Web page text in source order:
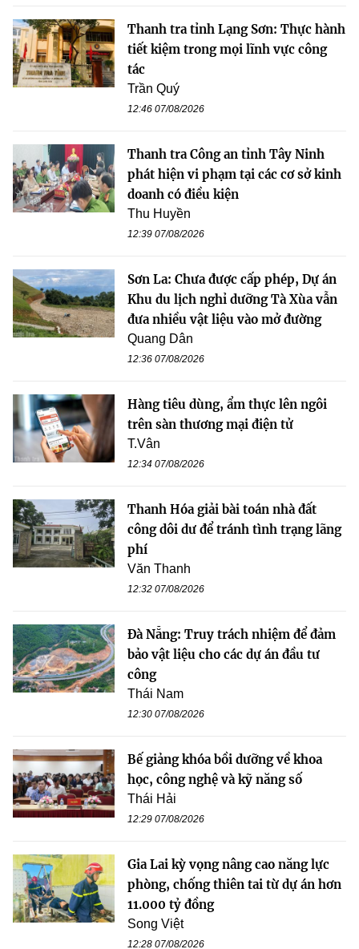
Thanh tra tỉnh Lạng Sơn: Thực hành
tiết kiệm trong mọi lĩnh vực công
tác
Trần Quý
12:46 07/08/2026
Thanh tra Công an tỉnh Tây Ninh
phát hiện vi phạm tại các cơ sở kinh
doanh có điều kiện
Thu Huyền
12:39 07/08/2026
Sơn La: Chưa được cấp phép, Dự án
Khu du lịch nghỉ dưỡng Tà Xùa vẫn
đưa nhiều vật liệu vào mở đường
Quang Dân
12:36 07/08/2026
Hàng tiêu dùng, ẩm thực lên ngôi
trên sàn thương mại điện tử
T.Vân
12:34 07/08/2026
Thanh Hóa giải bài toán nhà đất
công dôi dư để tránh tình trạng lãng
phí
Văn Thanh
12:32 07/08/2026
Đà Nẵng: Truy trách nhiệm để đảm
bảo vật liệu cho các dự án đầu tư
công
Thái Nam
12:30 07/08/2026
Bế giảng khóa bồi dưỡng về khoa
học, công nghệ và kỹ năng số
Thái Hải
12:29 07/08/2026
Gia Lai kỳ vọng nâng cao năng lực
phòng, chống thiên tai từ dự án hơn
11.000 tỷ đồng
Song Việt
12:28 07/08/2026